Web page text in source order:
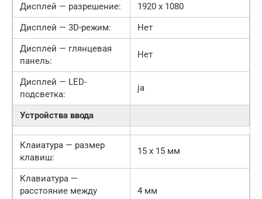
Дисплей — разрешение:
1920 x 1080
Дисплей — 3D-режим:
Нет
Дисплей — глянцевая
панель:
Нет
Дисплей — LED-
подсветка:
ja
Устройства ввода
Клаиатура — размер
клавиш:
15 x 15 мм
Клавиатура —
расстояние между
4 мм